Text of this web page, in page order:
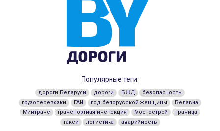
Популярные теги:
дороги Беларуси дороги БЖД
безопасность
грузоперевозки
ГАИ год белорусской женщины
Белавиа
Минтранс
транспортная инспекция Мостострой
граница
такси
логистика аварийность